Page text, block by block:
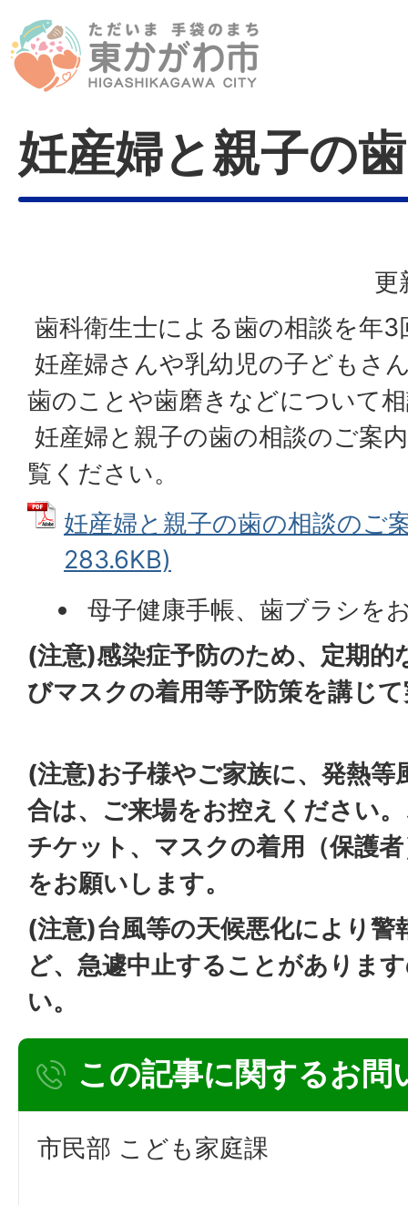
妊産婦と親子の
更
歯科衛生士による歯の相談を年
妊産婦さんや乳幼児の子どもさ
歯のことや歯磨きなどについて
妊産婦と親子の歯の相談のご案
覧ください。
妊産婦と親子の歯の相談のご
283.6KB)
母子健康手帳、歯ブラシを
(注意)感染症予防のため、定期的
びマスクの着用等予防策を講じ
(注意)お子様やご家族に、発熱等
合は、ご来場をお控えください
チケット、マスクの着用（保護
をお願いします。
(注意)台風等の天候悪化により警
ど、急遽中止することがありま
い。
この記事に関するお問
市民部 こども家庭課